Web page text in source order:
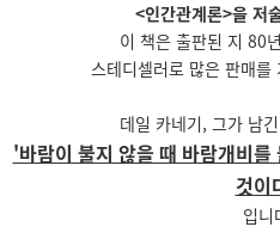
<인간관계론>을 저
이 책은 출판된 지 80
스테디셀러로 많은 판매를
데일 카네기, 그가 남
'바람이 불지 않을 때 바람개비
것이
입니